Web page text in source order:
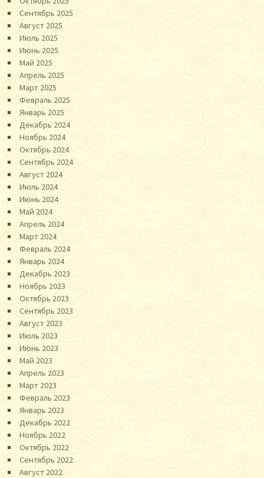
Сентябрь 2025
Август 2025
Июль 2025
Июнь 2025
Май 2025
Апрель 2025
Март 2025
Февраль 2025
Январь 2025
Декабрь 2024
Ноябрь 2024
Октябрь 2024
Сентябрь 2024
Август 2024
Июль 2024
Июнь 2024
Май 2024
Апрель 2024
Март 2024
Февраль 2024
Январь 2024
Декабрь 2023
Ноябрь 2023
Октябрь 2023
Сентябрь 2023
Август 2023
Июль 2023
Июнь 2023
Май 2023
Апрель 2023
Март 2023
Февраль 2023
Январь 2023
Декабрь 2022
Ноябрь 2022
Октябрь 2022
Сентябрь 2022
Август 2022